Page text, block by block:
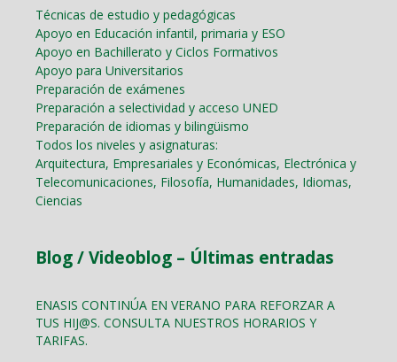
Técnicas de estudio y pedagógicas
Apoyo en Educación infantil, primaria y ESO
Apoyo en Bachillerato y Ciclos Formativos
Apoyo para Universitarios
Preparación de exámenes
Preparación a selectividad y acceso UNED
Preparación de idiomas y bilingüismo
Todos los niveles y asignaturas:
Arquitectura, Empresariales y Económicas, Electrónica y
Telecomunicaciones, Filosofía, Humanidades, Idiomas,
Ciencias
Blog / Videoblog – Últimas entradas
ENASIS CONTINÚA EN VERANO PARA REFORZAR A
TUS HIJ@S. CONSULTA NUESTROS HORARIOS Y
TARIFAS.